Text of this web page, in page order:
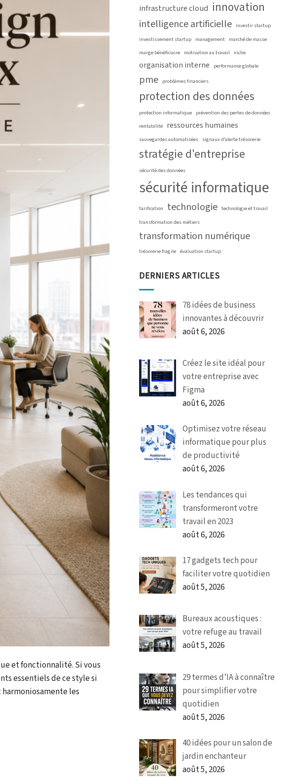
et fonctionnalité. Si vous
essentiels de ce style si
les
infrastructure cloud innovation
intelligence artificielle investir startup
investissement startup management marché de masse
marge bénéficiaire motivation au travail niche
organisation interne performance globale
pme problèmes financiers
protection des données
protection informatique prévention des pertes de données
rentabilité ressources humaines
sauvegardes automatisées signaux d’alerte trésorerie
stratégie d'entreprise
sécurité des données
sécurité informatique
tarification technologie technologie et travail
transformation des métiers
transformation numérique
trésorerie fragile évaluation startup
DERNIERS ARTICLES
78 idées de business
innovantes à découvrir
août 6, 2026
Créez le site idéal pour
votre entreprise avec
Figma
août 6, 2026
Optimisez votre réseau
informatique pour plus
de productivité
août 6, 2026
Les tendances qui
transformeront votre
travail en 2023
août 6, 2026
17 gadgets tech pour
faciliter votre quotidien
août 5, 2026
Bureaux acoustiques :
votre refuge au travail
août 5, 2026
29 termes d’IA à connaître
pour simplifier votre
quotidien
août 5, 2026
40 idées pour un salon de
jardin enchanteur
août 5, 2026